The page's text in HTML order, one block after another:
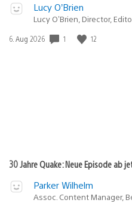
Lucy O’Brien
Lucy O’Brien, Director,
Veröffentlichungsdatum:
6. Aug 2026 1 12
30 Jahre Quake: Neue Episode ab
Parker Wilhelm
Assoc. Content Manager,